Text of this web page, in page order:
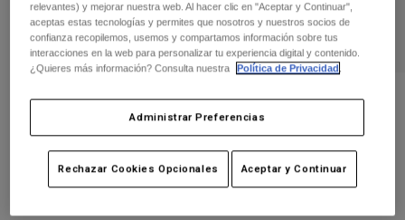
Protecciones
Gafas de protección
Calcetines
Accesorios
Gafas de protección
Calcetines
Mochilas y accesorios
Recambios
Sudaderas
Chaquetas
Pantalones
Camisas
Cascos
Camisetas
Guantes
Camisa de franela elástica de manga
larga Survivalist de mujer
N.º de artículo36578
relevantes) y mejorar nuestra web. Al hacer clic en "Aceptar y Continuar",
aceptas estas tecnologías y permites que nosotros y nuestros socios de
confianza recopilemos, usemos y compartamos información sobre tus
interacciones en la web para personalizar tu experiencia digital y contenido.
¿Quieres más información? Consulta nuestra
Política de Privacidad.
Administrar Preferencias
Rechazar Cookies Opcionales Aceptar y Continuar